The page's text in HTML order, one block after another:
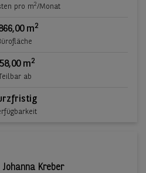
pro m2/Monat
m2
m2
ab
Johanna Kreber